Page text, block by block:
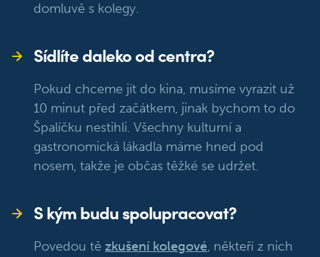
domluvě s kolegy.
Sídlíte daleko od centra?
Pokud chceme jít do kina, musíme vyrazit už
10 minut před začátkem, jinak bychom to do
Špalíčku nestihli. Všechny kulturní a
gastronomická lákadla máme hned pod
nosem, takže je občas těžké se udržet.
S kým budu spolupracovat?
Povedou tě zkušení kolegové, někteří z nich